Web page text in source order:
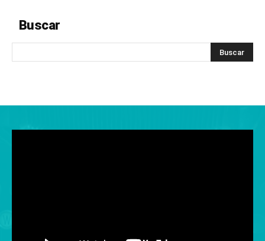
Buscar